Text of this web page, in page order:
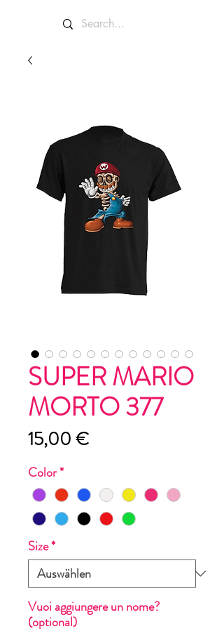
SUPER MARIO
MORTO 377
15,00 €Preis
Color*
Size*
Vuoi aggiungere un nome?
(optional)